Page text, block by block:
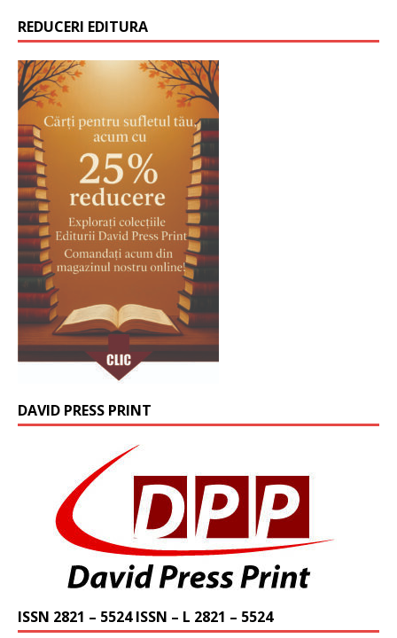
REDUCERI EDITURA
DAVID PRESS PRINT
ISSN 2821 – 5524 ISSN – L 2821 – 5524